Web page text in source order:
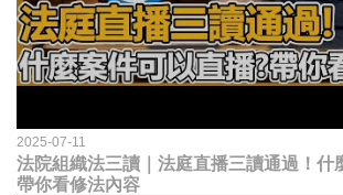
2025-07-11
法院組織法三讀｜法庭直播三讀通過！什
帶你看修法內容